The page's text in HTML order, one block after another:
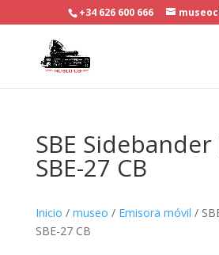
+34 626 600 666
SBE Sidebander
SBE-27 CB
Inicio / museo / Emisora móvil /
SBE-27 CB